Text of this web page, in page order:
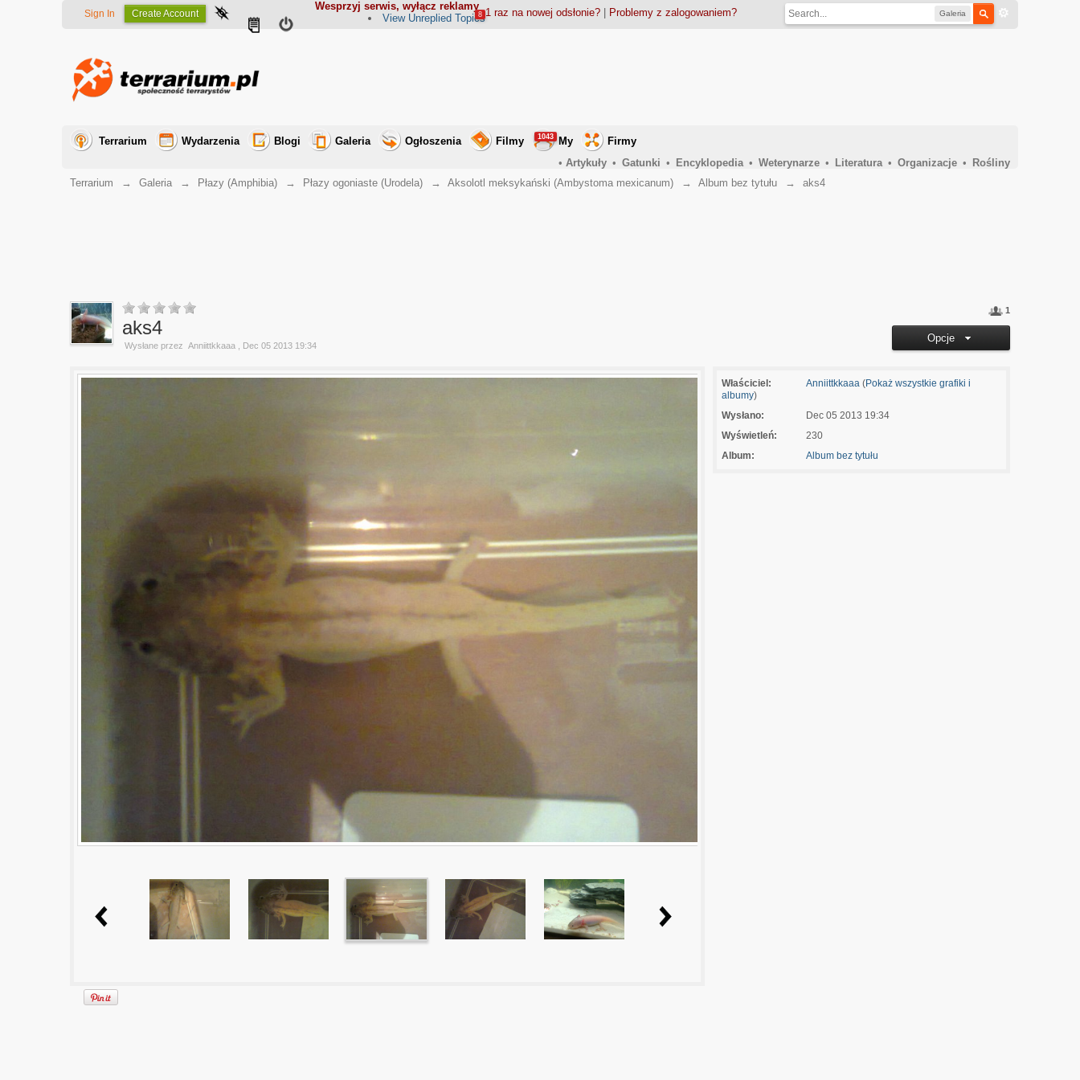
Wesprzyj serwis, wyłącz reklamy
Galeria
Sign In Create Account 1 raz na nowej odsłonie?| Problemy z zalogowaniem?
View Unreplied Topics
8
Terrarium Wydarzenia Blogi Galeria Ogłoszenia Filmy My
1043
Firmy
• Artykuły • Gatunki • Encyklopedia • Weterynarze • Literatura • Organizacje •
Rośliny
Terrarium
→ Galeria → Płazy (Amphibia) → Płazy ogoniaste (Urodela) → Aksolotl meksykański (Ambystoma mexicanum) → Album bez tytułu → aks4
1
Opcje
aks4
Wysłane przez Anniittkkaaa , Dec 05 2013 19:34
Właściciel: Anniittkkaaa(Pokaż wszystkie grafiki i
albumy)
Wysłano:
Dec 05 2013 19:34
Wyświetleń:
230
Album:
Album bez tytułu